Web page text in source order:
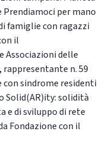
Prendiamoci per mano
famiglie con ragazzi
il
Associazioni delle
rappresentante n. 59
con sindrome residenti
solidità
e di sviluppo di rete
Fondazione con il